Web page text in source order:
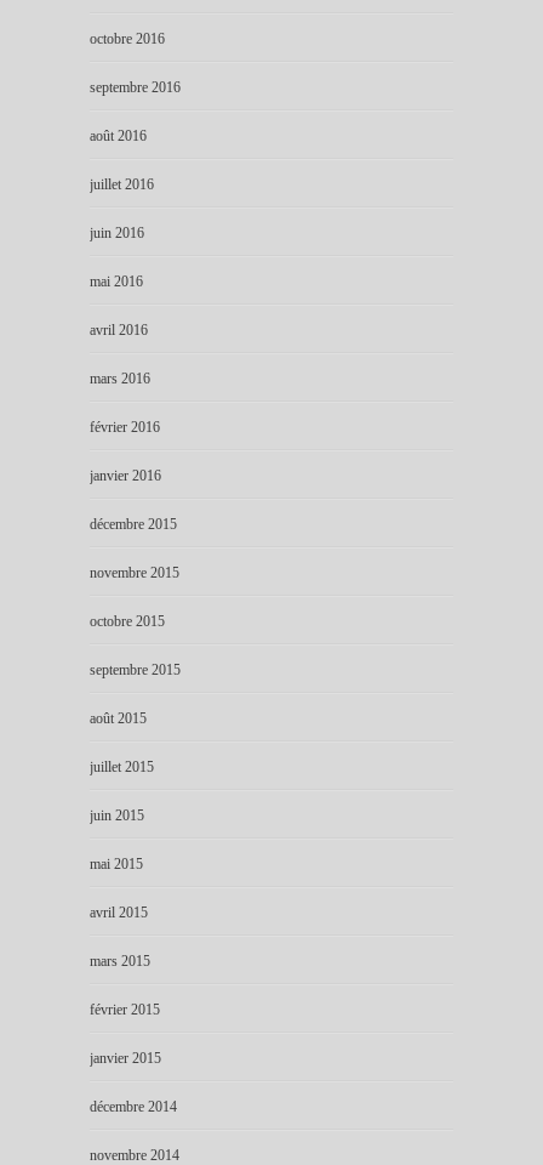
octobre 2016
septembre 2016
août 2016
juillet 2016
juin 2016
mai 2016
avril 2016
mars 2016
février 2016
janvier 2016
décembre 2015
novembre 2015
octobre 2015
septembre 2015
août 2015
juillet 2015
juin 2015
mai 2015
avril 2015
mars 2015
février 2015
janvier 2015
décembre 2014
novembre 2014